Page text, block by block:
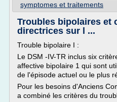
symptomes et traitements
Troubles bipolaires et
directrices sur l ...
Trouble bipolaire I :
Le DSM -IV-TR inclus six
affective bipolaire 1 qui sont
de l'épisode actuel ou le plus
Pour les besoins d'Anciens
a combiné les critères du